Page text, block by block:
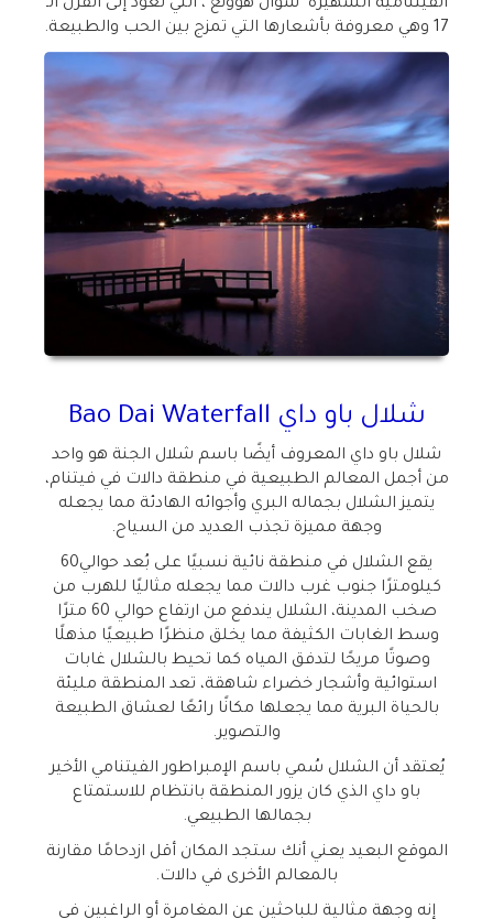
الفيتنامية الشهيرة "شوان هوونغ"، التي تعود إلى القرن الـ
17 وهي معروفة بأشعارها التي تمزج بين الحب والطبيعة.
شلال باو داي Bao Dai Waterfall
شلال باو داي المعروف أيضًا باسم شلال الجنة هو واحد
من أجمل المعالم الطبيعية في منطقة دالات في فيتنام،
يتميز الشلال بجماله البري وأجوائه الهادئة مما يجعله
وجهة مميزة تجذب العديد من السياح.
يقع الشلال في منطقة نائية نسبيًا على بُعد حوالي60
كيلومترًا جنوب غرب دالات مما يجعله مثاليًا للهرب من
صخب المدينة، الشلال يندفع من ارتفاع حوالي 60 مترًا
وسط الغابات الكثيفة مما يخلق منظرًا طبيعيًا مذهلًا
وصوتًا مريحًا لتدفق المياه كما تحيط بالشلال غابات
استوائية وأشجار خضراء شاهقة، تعد المنطقة مليئة
بالحياة البرية مما يجعلها مكانًا رائعًا لعشاق الطبيعة
والتصوير.
يُعتقد أن الشلال سُمي باسم الإمبراطور الفيتنامي الأخير
باو داي الذي كان يزور المنطقة بانتظام للاستمتاع
بجمالها الطبيعي.
الموقع البعيد يعني أنك ستجد المكان أقل ازدحامًا مقارنة
بالمعالم الأخرى في دالات.
إنه وجهة مثالية للباحثين عن المغامرة أو الراغبين في